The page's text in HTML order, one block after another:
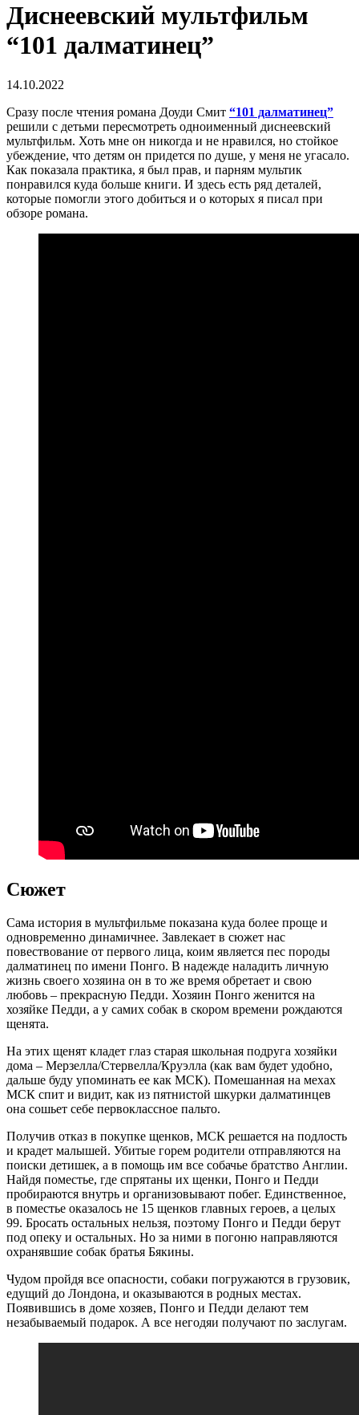
Диснеевский мультфильм
“101 далматинец”
14.10.2022
Сразу после чтения романа Доуди Смит “101 далматинец”
решили с детьми пересмотреть одноименный диснеевский
мультфильм. Хоть мне он никогда и не нравился, но стойкое
убеждение, что детям он придется по душе, у меня не угасало.
Как показала практика, я был прав, и парням мультик
понравился куда больше книги. И здесь есть ряд деталей,
которые помогли этого добиться и о которых я писал при
обзоре романа.
Сюжет
Сама история в мультфильме показана куда более проще и
одновременно динамичнее. Завлекает в сюжет нас
повествование от первого лица, коим является пес породы
далматинец по имени Понго. В надежде наладить личную
жизнь своего хозяина он в то же время обретает и свою
любовь – прекрасную Педди. Хозяин Понго женится на
хозяйке Педди, а у самих собак в скором времени рождаются
щенята.
На этих щенят кладет глаз старая школьная подруга хозяйки
дома – Мерзелла/Стервелла/Круэлла (как вам будет удобно,
дальше буду упоминать ее как МСК). Помешанная на мехах
МСК спит и видит, как из пятнистой шкурки далматинцев
она сошьет себе первоклассное пальто.
Получив отказ в покупке щенков, МСК решается на подлость
и крадет малышей. Убитые горем родители отправляются на
поиски детишек, а в помощь им все собачье братство Англии.
Найдя поместье, где спрятаны их щенки, Понго и Педди
пробираются внутрь и организовывают побег. Единственное,
в поместье оказалось не 15 щенков главных героев, а целых
99. Бросать остальных нельзя, поэтому Понго и Педди берут
под опеку и остальных. Но за ними в погоню направляются
охранявшие собак братья Бякины.
Чудом пройдя все опасности, собаки погружаются в грузовик,
едущий до Лондона, и оказываются в родных местах.
Появившись в доме хозяев, Понго и Педди делают тем
незабываемый подарок. А все негодяи получают по заслугам.